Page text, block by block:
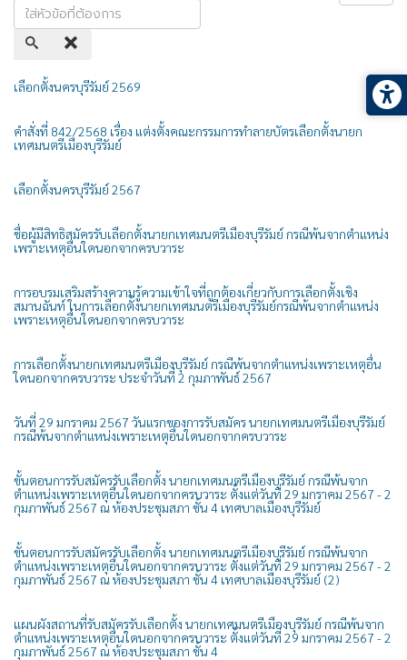
เลือกตั้งนครบุรีรัมย์ 2569
คำสั่งที่ 842/2568 เรื่อง แต่งตั้งคณะกรรมการทำลายบัตรเลือกตั้งนายก
เทศมนตรีเมืองบุรีรัมย์
เลือกตั้งนครบุรีรัมย์ 2567
ชื่อผู้มีสิทธิสมัครรับเลือกตั้งนายกเทศมนตรีเมืองบุรีรัมย์ กรณีพ้นจากตำแหน่ง
เพราะเหตุอื่นใดนอกจากครบวาระ
การอบรมเสริมสร้างความรู้ความเข้าใจที่ถูกต้องเกี่ยวกับการเลือกตั้งเชิง
สมานฉันท์ ในการเลือกตั้งนายกเทศมนตรีเมืองบุรีรัมย์กรณีพ้นจากตำแหน่ง
เพราะเหตุอื่นใดนอกจากครบวาระ
การเลือกตั้งนายกเทศมนตรีเมืองบุรีรัมย์ กรณีพ้นจากตำแหน่งเพราะเหตุอื่น
ใดนอกจากครบวาระ ประจำวันที่ 2 กุมภาพันธ์ 2567
วันที่ 29 มกราคม 2567 วันแรกของการรับสมัคร นายกเทศมนตรีเมืองบุรีรัมย์
กรณีพ้นจากตำแหน่งเพราะเหตุอื่นใดนอกจากครบวาระ
ขั้นตอนการรับสมัครรับเลือกตั้ง นายกเทศมนตรีเมืองบุรีรัมย์ กรณีพ้นจาก
ตำแหน่งเพราะเหตุอื่นใดนอกจากครบวาระ ตั้งแต่วันที่ 29 มกราคม 2567 - 2
กุมภาพันธ์ 2567 ณ ห้องประชุมสภา ชั้น 4 เทศบาลเมืองบุรีรัมย์
ขั้นตอนการรับสมัครรับเลือกตั้ง นายกเทศมนตรีเมืองบุรีรัมย์ กรณีพ้นจาก
ตำแหน่งเพราะเหตุอื่นใดนอกจากครบวาระ ตั้งแต่วันที่ 29 มกราคม 2567 - 2
กุมภาพันธ์ 2567 ณ ห้องประชุมสภา ชั้น 4 เทศบาลเมืองบุรีรัมย์ (2)
แผนผังสถานที่รับสมัครรับเลือกตั้ง นายกเทศมนตรีเมืองบุรีรัมย์ กรณีพ้นจาก
ตำแหน่งเพราะเหตุอื่นใดนอกจากครบวาระ ตั้งแต่วันที่ 29 มกราคม 2567 - 2
กุมภาพันธ์ 2567 ณ ห้องประชุมสภา ชั้น 4